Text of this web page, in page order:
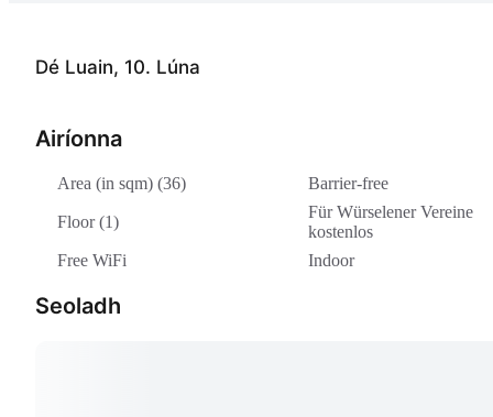
Dé Luain, 10. Lúna
Airíonna
Area (in sqm) (36) Barrier-free
Floor (1)
Für Würselener Vereine
kostenlos
Free WiFi
Indoor
Seoladh